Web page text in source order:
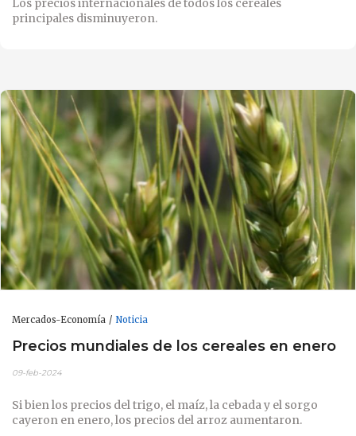
principales disminuyeron.
Mercados-Economía Noticia
Precios mundiales de los cereales en enero
09-feb-2024
Si bien los precios del trigo, el maíz, la cebada y el sorgo
cayeron en enero, los precios del arroz aumentaron.